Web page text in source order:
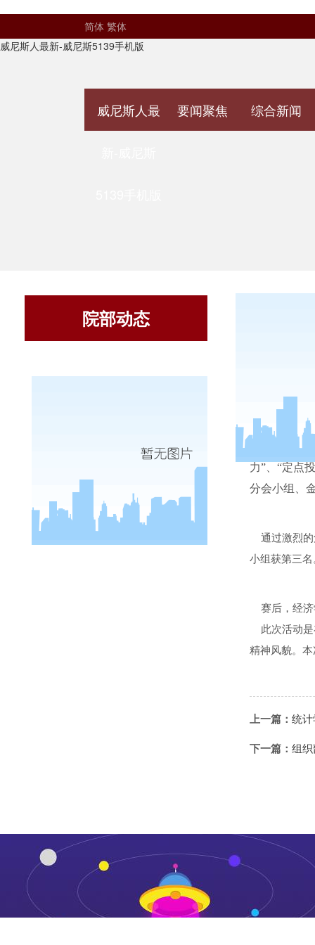
简体 繁体
威尼斯人最新-威尼斯5139手机版
威尼斯人最 要闻聚焦 综合新闻
院部动态
2007
力”、“定点
分会小组、
通过激烈的
小组获第三
赛后，经济
此次活动是
精神风貌。
上一篇： 统
下一篇： 组